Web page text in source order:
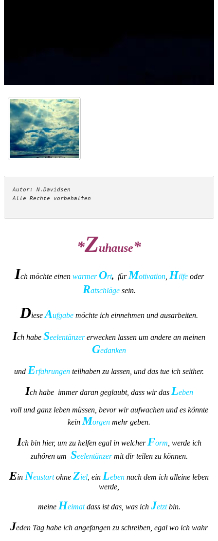
Autor: N.Davidsen
Alle Rechte vorbehalten
*Zuhause*
Ich möchte einen warmerOrt, für Motivation, Hilfe oder
Ratschlägesein.
Diese Aufgabe möchte ich einnehmen und ausarbeiten.
Ich habe Seelentänzererwecken lassen um andere an meinen
Gedanken
und Erfahrungen teilhaben zu lassen, und das tue ich seither.
Ich habe immer daran geglaubt, dass wir das Leben
voll und ganz leben müssen, bevor wir aufwachen und es könnte
kein Morgen mehr geben.
Ich bin hier, um zu helfen egal in welcher Form , werde ich
zuhören um Seelentänzermit dir teilen zu können.
Ein Neustartohne Ziel , ein Leben nach dem ich alleine leben
werde,
meine Heimatdass ist das, was ich Jetztbin.
Jeden Tag habe ich angefangen zu schreiben, egal wo ich wahr